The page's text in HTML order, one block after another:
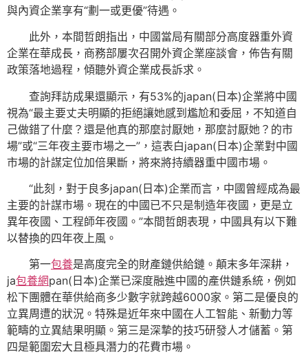
與內資企業享有“劃一或更優”待遇。
此外，本間哲朗指出，中國當局有關部分高度器重外資
企業在華成長，商務部屢次召開外資企業座談會，佈告有關
政策落地過程，傾聽外資企業成長訴求。
查詢拜訪成果還顯示，有53%的japan(日本)企業將中國
視為“最主要丈夫明顯的拒絕讓她感到尷尬和委屈，不知道自
己做錯了什麼？還是他真的那麼討厭她，那麼討厭她？的市
場”或“三年夜主要市場之一”，這表白japan(日本)企業對中國
市場的計謀定位加倍果斷，將來將持續器重中國市場。
“此刻，對于良多japan(日本)企業而言，中國曾經成為最
主要的計謀市場。現在的中國已不只是制造年夜國，更是立
異年夜國、工程師年夜國。”本間哲朗表現，中國具有以下難
以替換的四年夜上風。
第一包養是高度完全的財產鏈供給鏈。顛末多年深耕，
ja包養網pan(日本)企業已深度融進中國的產供鏈系統，例如
松下團體在華供給商多少數字就跨越6000家。第二是優良的
立異周遭的狀況。特殊是近年來中國在人工智能、新動力等
範疇的立異結果明顯。第三是深摯的技巧研發人才儲蓄。第
四是範圍宏大且極具潛力的花費市場。